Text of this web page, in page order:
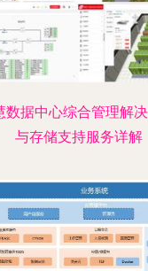
数据中心综合管理解
与存储支持服务详解